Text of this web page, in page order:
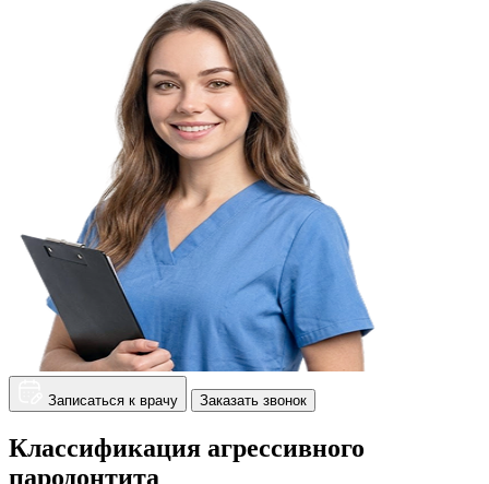
Записаться к врачу Заказать звонок
Классификация агрессивного
пародонтита